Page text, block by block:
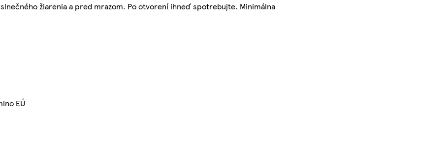
žiarenia a pred mrazom. Po otvorení ihneď spotrebujte. Minimálna
EÚ